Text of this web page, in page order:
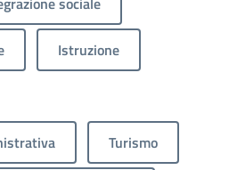
Istruzione
Turismo